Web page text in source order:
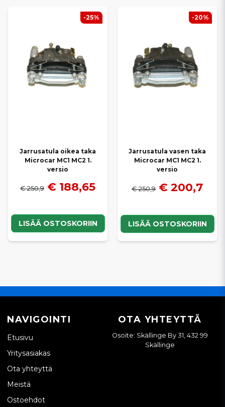
Jarrusatula oikea taka
Microcar MC1 MC2 1.
versio
€ 250,9 € 188,65
LISÄÄ OSTOSKORIIN
-25%
Jarrusatula vasen taka
Microcar MC1 MC2 1.
versio
€ 250,9 € 200,7
LISÄÄ OSTOSKORIIN
-20%
NAVIGOINTI
Etusivu
Yritysasiakas
Ota yhteyttä
Meistä
Ostoehdot
OTA YHTEYTTÄ
Osoite: Skällinge By 31, 432 99
Skällinge